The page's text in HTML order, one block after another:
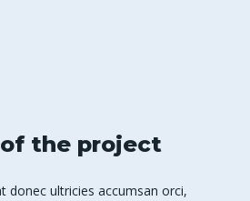
the project
donec ultricies accumsan orci,